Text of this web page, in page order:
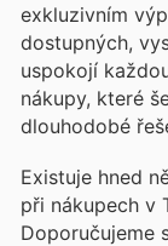
exkluzivním
dostupných,
uspokojí
nákupy, které
dlouhodobé
Existuje hned
při nákupech v
Doporučujeme